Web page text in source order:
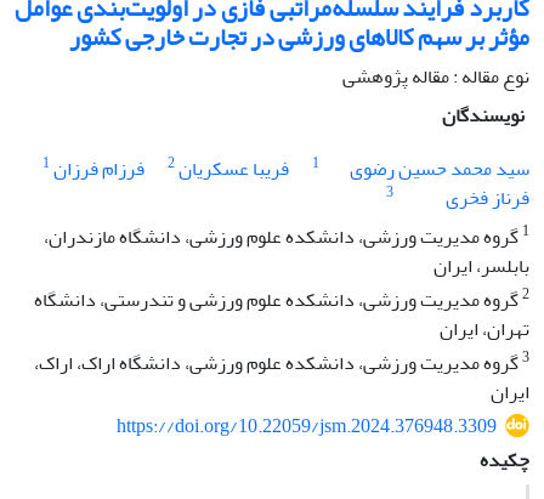
مؤثر بر سهم کالاهای ورزشی در تجارت خارجی کشور
نوع مقاله : مقاله پژوهشی
نویسندگان
سید محمد حسین رضوی
1 فریبا عسکریان2 فرزام فرزان1
فرناز فخری
3
1گروه مدیریت ورزشی، دانشکده علوم ورزشی، دانشگاه مازندران،
بابلسر، ایران
2گروه مدیریت ورزشی، دانشکده علوم ورزشی و تندرستی، دانشگاه
تهران، ایران
3گروه مدیریت ورزشی، دانشکده علوم ورزشی، دانشگاه اراک، اراک،
ایران
https://doi.org/10.22059/jsm.2024.376948.3309
چکیده